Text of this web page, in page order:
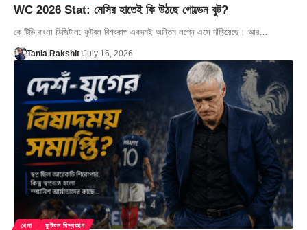
WC 2026 Stat: মেসির হাতেই কি উঠছে গোল্ডেন বুট?
কে টিভি বাংলা ডিজিটাল: ফুটবল বিশ্বকাপ একদমই অন্তিম লগ্নে এসে দাঁড়িয়েছে। আর…
Tania Rakshit July 16, 2026
খেলা ফুটবল বিশ্বকাপ